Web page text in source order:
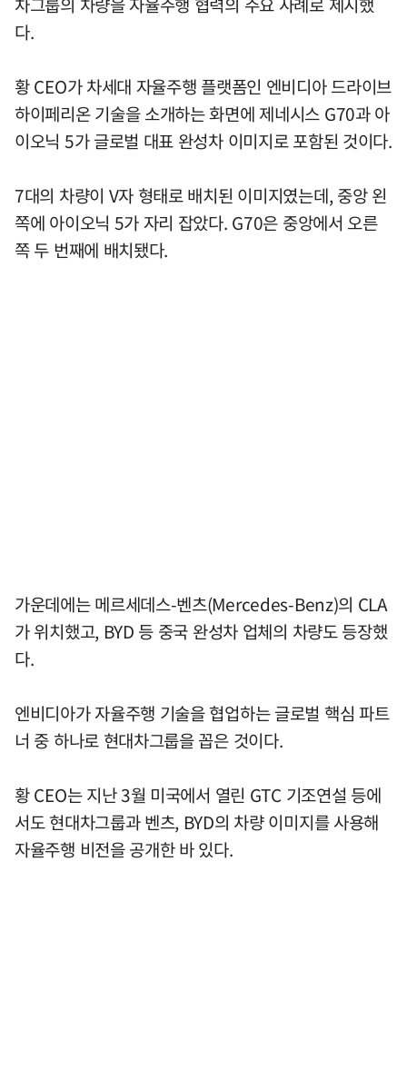
다.
황 CEO가 차세대 자율주행 플랫폼인 엔비디아 드라이브
하이페리온 기술을 소개하는 화면에 제네시스 G70과 아
이오닉 5가 글로벌 대표 완성차 이미지로 포함된 것이다.
7대의 차량이 V자 형태로 배치된 이미지였는데, 중앙 왼
쪽에 아이오닉 5가 자리 잡았다. G70은 중앙에서 오른
쪽 두 번째에 배치됐다.
가운데에는 메르세데스-벤츠(Mercedes-Benz)의 CLA
가 위치했고, BYD 등 중국 완성차 업체의 차량도 등장했
다.
엔비디아가 자율주행 기술을 협업하는 글로벌 핵심 파트
너 중 하나로 현대차그룹을 꼽은 것이다.
황 CEO는 지난 3월 미국에서 열린 GTC 기조연설 등에
서도 현대차그룹과 벤츠, BYD의 차량 이미지를 사용해
자율주행 비전을 공개한 바 있다.